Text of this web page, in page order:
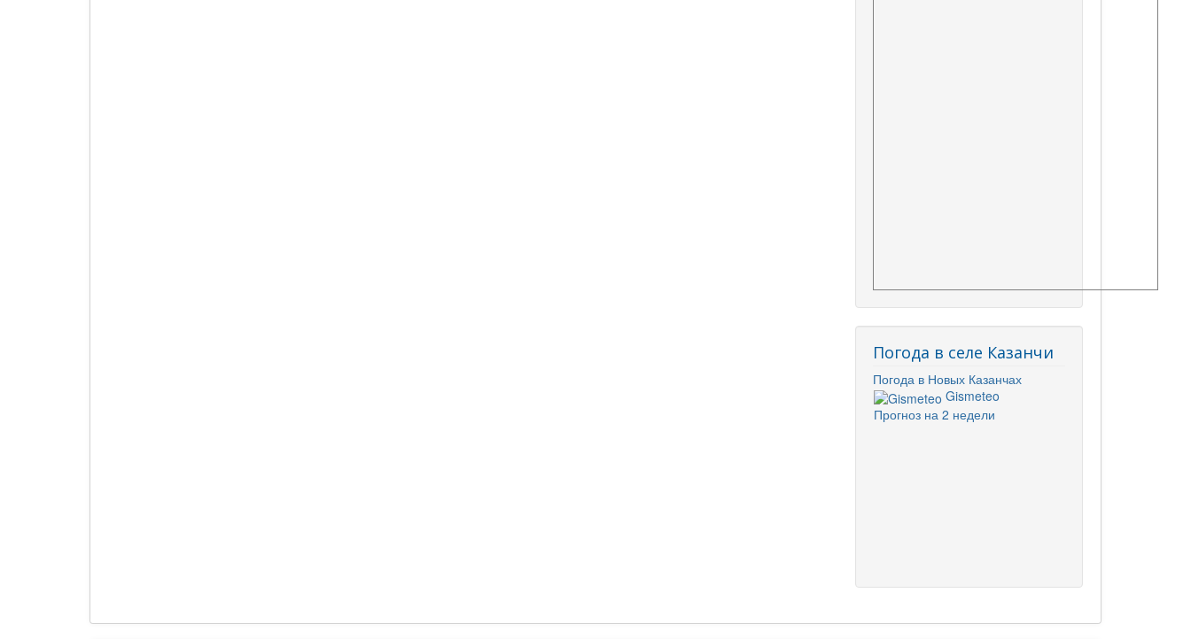
Погода в селе Казанчи
Погода в Новых Казанчах
Gismeteo
Прогноз на 2 недели